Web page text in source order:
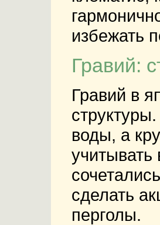
избежать
Гравий:
Гравий в
воды, а
сделать
перголы.